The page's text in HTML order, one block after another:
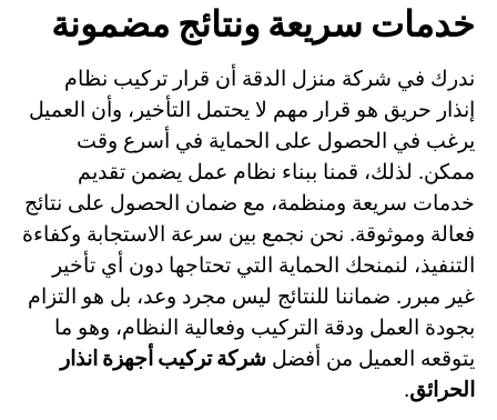
خدمات سريعة ونتائج مضمونة
ندرك في شركة منزل الدقة أن قرار تركيب نظام
إنذار حريق هو قرار مهم لا يحتمل التأخير، وأن العميل
يرغب في الحصول على الحماية في أسرع وقت
ممكن. لذلك، قمنا ببناء نظام عمل يضمن تقديم
خدمات سريعة ومنظمة، مع ضمان الحصول على نتائج
فعالة وموثوقة. نحن نجمع بين سرعة الاستجابة وكفاءة
التنفيذ، لنمنحك الحماية التي تحتاجها دون أي تأخير
غير مبرر. ضماننا للنتائج ليس مجرد وعد، بل هو التزام
بجودة العمل ودقة التركيب وفعالية النظام، وهو ما
يتوقعه العميل من أفضل شركة تركيب أجهزة انذار
الحرائق.